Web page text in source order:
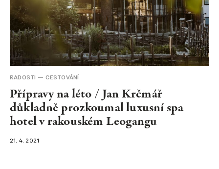
RADOSTI CESTOVÁNÍ
Přípravy na léto / Jan Krčmář
důkladně prozkoumal luxusní spa
hotel v rakouském Leogangu
21. 4. 2021